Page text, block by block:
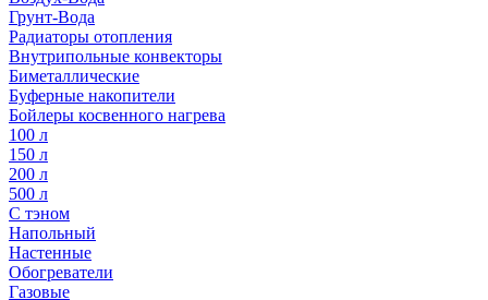
Грунт-Вода
Радиаторы отопления
Внутрипольные конвекторы
Биметаллические
Буферные накопители
Бойлеры косвенного нагрева
100 л
150 л
200 л
500 л
С тэном
Напольный
Настенные
Обогреватели
Газовые